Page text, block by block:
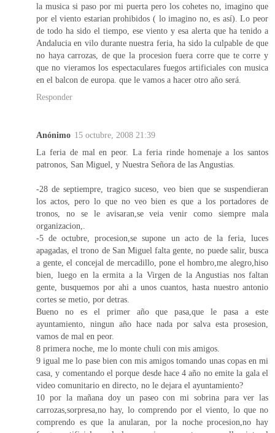
la musica si paso por mi puerta pero los cohetes no, imagino que
por el viento estarian prohibidos ( lo imagino no, es así). Lo peor
de todo ha sido el tiempo, ese viento y esa alerta que ha tenido a
Andalucia en vilo durante nuestra feria, ha sido la culpable de que
no haya carrozas, de que la procesion fuera corre que te corre y
que no vieramos los espectaculares fuegos artificiales con musica
en el balcon de europa. que le vamos a hacer otro año será.
Responder
Anónimo 15 octubre, 2008 21:39
La feria de mal en peor. La feria rinde homenaje a los santos
patronos, San Miguel, y Nuestra Señora de las Angustias.
-28 de septiempre, tragico suceso, veo bien que se suspendieran
los actos, pero lo que no veo bien es que a los portadores de
tronos, no se le avisaran,se veia venir como siempre mala
organizacion,.
-5 de octubre, procesion,se supone un acto de la feria, luces
apagadas, el trono de San Miguel falta gente, no puede salir, busca
a gente, el concejal de mercadillo, pone el hombro,me alegro,hiso
bien, luego en la ermita a la Virgen de la Angustias nos faltan
gente, busquemos por ahi a unos cuantos, hasta nuestro antonio
cortes se metio, por detras.
Bueno no es el primer año que pasa,que le pasa a este
ayuntamiento, ningun año hace nada por salva esta prosesion,
vamos de mal en peor.
8 primera noche, me lo monte chuli con mis amigos.
9 igual me lo pase bien con mis amigos tomando unas copas en mi
casa, y comentando el porque desde hace 4 año no emite la gala el
video comunitario en directo, no le dejara el ayuntamiento?
10 por la mañana doy un paseo con mi sobrina para ver las
carrozas,sorpresa,no hay, lo comprendo por el viento, lo que no
comprendo es que la anularan, por la noche procesion,no hay